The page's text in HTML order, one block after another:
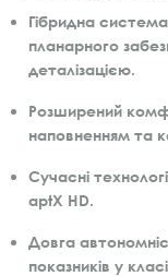
Гібридна
планарного
деталізацією.
Розширений
наповненням та
Сучасні
aptX HD.
Довга
показників у